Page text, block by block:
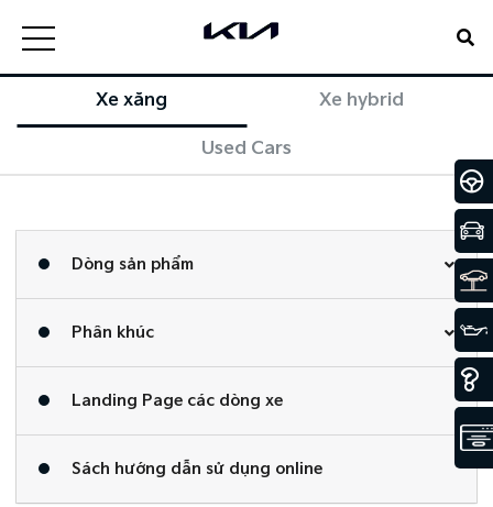
Xe xăng Xe hybrid
Used Cars
Dòng sản phẩm
Phân khúc
Landing Page các dòng xe
Sách hướng dẫn sử dụng online​